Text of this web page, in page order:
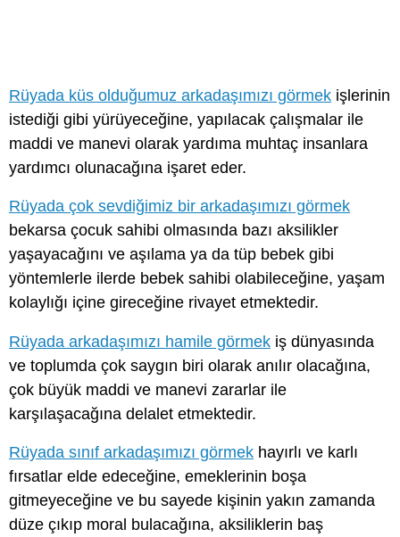
Rüyada küs olduğumuz arkadaşımızı görmek işlerinin
istediği gibi yürüyeceğine, yapılacak çalışmalar ile
maddi ve manevi olarak yardıma muhtaç insanlara
yardımcı olunacağına işaret eder.
Rüyada çok sevdiğimiz bir arkadaşımızı görmek
bekarsa çocuk sahibi olmasında bazı aksilikler
yaşayacağını ve aşılama ya da tüp bebek gibi
yöntemlerle ilerde bebek sahibi olabileceğine, yaşam
kolaylığı içine gireceğine rivayet etmektedir.
Rüyada arkadaşımızı hamile görmek iş dünyasında
ve toplumda çok saygın biri olarak anılır olacağına,
çok büyük maddi ve manevi zararlar ile
karşılaşacağına delalet etmektedir.
Rüyada sınıf arkadaşımızı görmek hayırlı ve karlı
fırsatlar elde edeceğine, emeklerinin boşa
gitmeyeceğine ve bu sayede kişinin yakın zamanda
düze çıkıp moral bulacağına, aksiliklerin baş